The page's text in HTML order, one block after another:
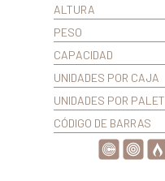
ALTURA
PESO
CAPACIDAD
UNIDADES POR CAJA
UNIDADES POR PALET
CÓDIGO DE BARRAS